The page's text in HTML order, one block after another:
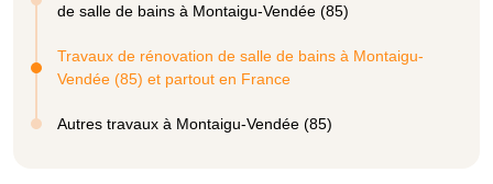
de salle de bains à Montaigu-Vendée (85)
Travaux de rénovation de salle de bains à Montaigu-
Vendée (85) et partout en France
Autres travaux à Montaigu-Vendée (85)